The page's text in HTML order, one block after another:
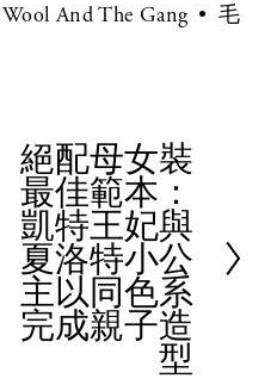
Wool And The Gang
毛
N絕配母女裝
最佳範本：
凱特王妃與
夏洛特小公
主以同色系
完成親子造
型